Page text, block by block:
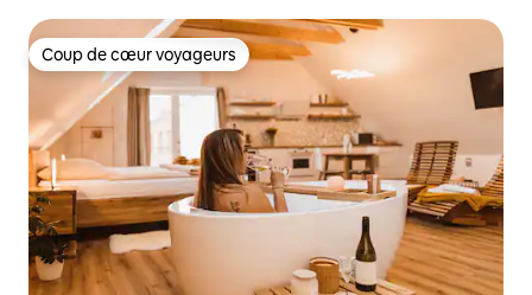
Coup de cœur voyageurs
Coup de cœur voyageurs